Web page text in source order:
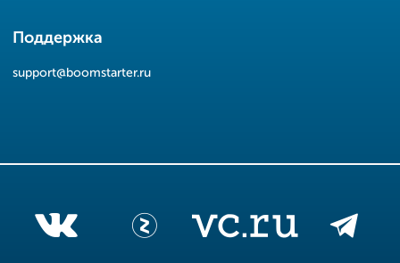
Поддержка
support@boomstarter.ru